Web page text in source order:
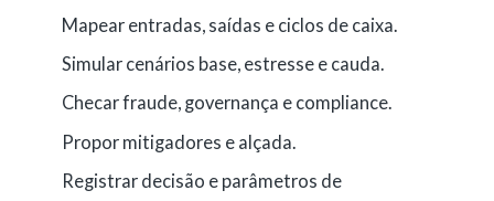
Mapear entradas, saídas e ciclos de caixa.
Simular cenários base, estresse e cauda.
Checar fraude, governança e compliance.
Propor mitigadores e alçada.
Registrar decisão e parâmetros de